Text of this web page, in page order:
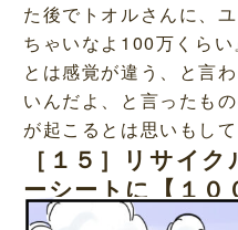
た後でトオルさんに、
ちゃいなよ100万くら
とは感覚が違う、と言
いんだよ、と言ったも
が起こるとは思いもし
［１５］リサイ
ーシートに【１０